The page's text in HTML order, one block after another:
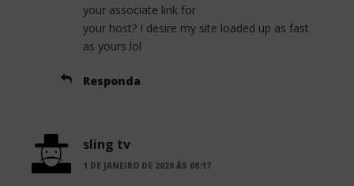
your associate link for
your host? I desire my site loaded up as fast
as yours lol
Responda
sling tv
1 DE JANEIRO DE 2020 ÀS 08:17